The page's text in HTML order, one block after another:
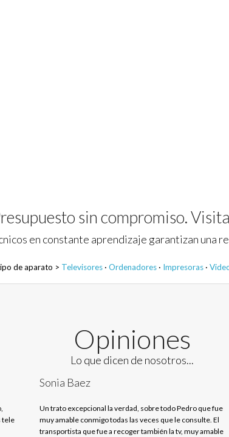
sin compromiso.
en constante aprendizaje garantizan una
de aparato > Televisores · Ordenadores · Impresoras ·
Opiniones
Lo que dicen de nosotros...
tele
Sonia Baez
Un trato excepcional la verdad, sobre todo Pedro que fue
muy amable conmigo todas las veces que le consulte. El
transportista que fue a recoger también la tv, muy amable